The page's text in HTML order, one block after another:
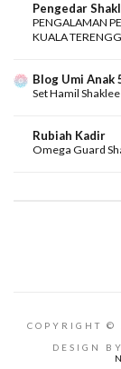
Pengedar
PENGALAMAN
KUALA
Blog Umi Anak
Set Hamil
Rubiah Kadir
Omega Guard
COPYRIGHT ©
DESIGN